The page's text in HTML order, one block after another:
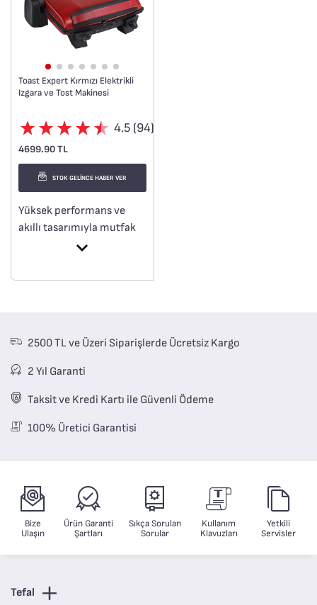
Toast Expert Kırmızı Elektrikli
Izgara ve Tost Makinesi
4.5 (94)
4699.90 TL
STOK GELİNCE HABER VER
Yüksek performans ve
akıllı tasarımıyla mutfak
uzmanları için
kalın döküm alüminyum
2500 TL ve Üzeri Siparişlerde Ücretsiz Kargo
2 Yıl Garanti
Taksit ve Kredi Kartı ile Güvenli Ödeme
100% Üretici Garantisi
Bize
Ulaşın
Ürün Garanti
Şartları
Sıkça Sorulan
Sorular
Kullanım
Klavuzları
Yetkili
Servisler
Tefal